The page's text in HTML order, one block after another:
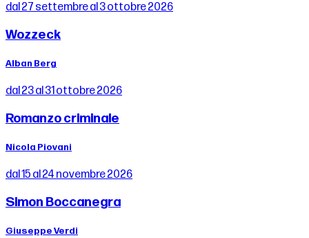
dal 27 settembre al 3 ottobre 2026
Wozzeck
Alban Berg
dal 23 al 31 ottobre 2026
Romanzo criminale
Nicola Piovani
dal 15 al 24 novembre 2026
Simon Boccanegra
Giuseppe Verdi